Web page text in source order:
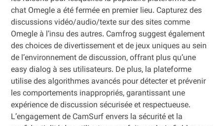
chat Omegle a été fermée en premier lieu. Capturez des
discussions vidéo/audio/texte sur des sites comme
Omegle à l’insu des autres. Camfrog suggest également
des choices de divertissement et de jeux uniques au sein
de l’environnement de discussion, offrant plus qu’une
easy dialog à ses utilisateurs. De plus, la plateforme
utilise des algorithmes avancés pour détecter et prévenir
les comportements inappropriés, garantissant une
expérience de discussion sécurisée et respectueuse.
L’engagement de CamSurf envers la sécurité et la